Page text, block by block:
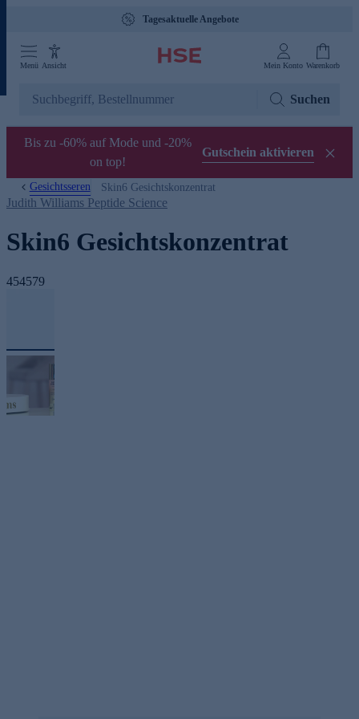
Tagesaktuelle Angebote
Menü Ansicht Mein Konto Warenkorb
Suchen
Bis zu -60% auf Mode und -20%
on top!
Gutschein aktivieren
Gesichtsseren Skin6 Gesichtskonzentrat
Judith Williams Peptide Science
Skin6 Gesichtskonzentrat
454579